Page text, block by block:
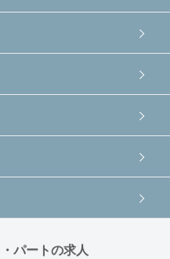
パートの求人